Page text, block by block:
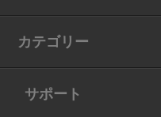
カテゴリー
サポート